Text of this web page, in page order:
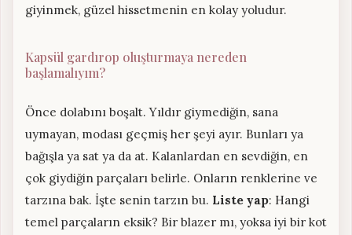
giyinmek, güzel hissetmenin en kolay yoludur.
Kapsül gardırop oluşturmaya nereden
başlamalıyım?
Önce dolabını boşalt. Yıldır giymediğin, sana
uymayan, modası geçmiş her şeyi ayır. Bunları ya
bağışla ya sat ya da at. Kalanlardan en sevdiğin, en
çok giydiğin parçaları belirle. Onların renklerine ve
tarzına bak. İşte senin tarzın bu. Liste yap: Hangi
temel parçaların eksik? Bir blazer mı, yoksa iyi bir kot